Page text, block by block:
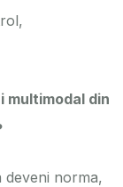
multimodal din
deveni norma,